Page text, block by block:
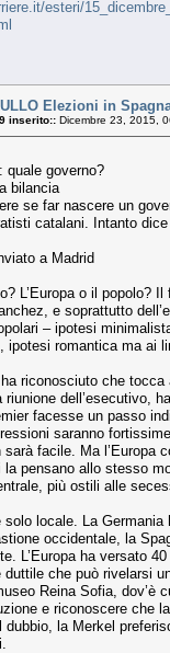
esteri/
Elezioni in
inserito:: Dicembre 23, 2015,
quale governo?
bilancia
se far nascere un
catalani. Intanto
a Madrid
L’Europa o il popolo?
e soprattutto
– ipotesi
ipotesi romantica ma ai
riconosciuto che
dell’esecutivo,
facesse un passo
saranno
facile. Ma l’Europa
pensano allo stesso
più ostili alle
solo locale. La
occidentale, la
L’Europa ha versato
che può rivelarsi
Reina Sofia, dov’è
e riconoscere che
dubbio, la Merkel